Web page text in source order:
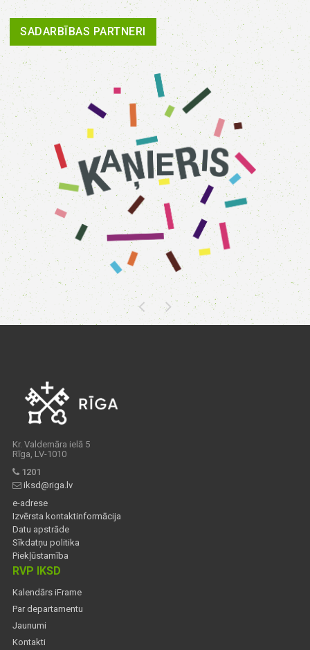
SADARBĪBAS PARTNERI
Kr. Valdemāra ielā 5
Rīga, LV-1010
1201
iksd@riga.lv
e-adrese
Izvērsta kontaktinformācija
Datu apstrāde
Sīkdatņu politika
Piekļūstamība
RVP IKSD
Kalendārs iFrame
Par departamentu
Jaunumi
Kontakti